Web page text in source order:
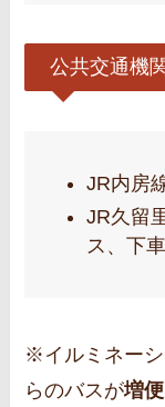
公共交通機
JR内房
JR久留
ス、下
※イルミネー
らのバスが増便